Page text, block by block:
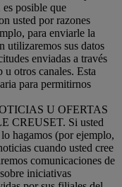
posible que
usted por razones
para enviarle la
utilizaremos sus datos
enviadas a través
otros canales. Esta
para permitirnos
U OFERTAS
CREUSET. Si usted
hagamos (por ejemplo,
cuando usted cree
comunicaciones de
iniciativas